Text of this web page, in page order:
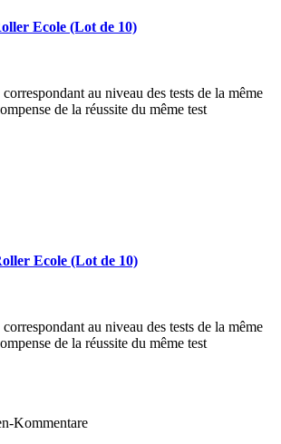
Ecole (Lot de 10)
au niveau des tests de la même
de la réussite du même test
Ecole (Lot de 10)
au niveau des tests de la même
de la réussite du même test
Kommentare